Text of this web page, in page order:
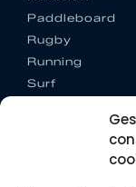
Paddleboard
Rugby
Running
Surf
CONTACTO